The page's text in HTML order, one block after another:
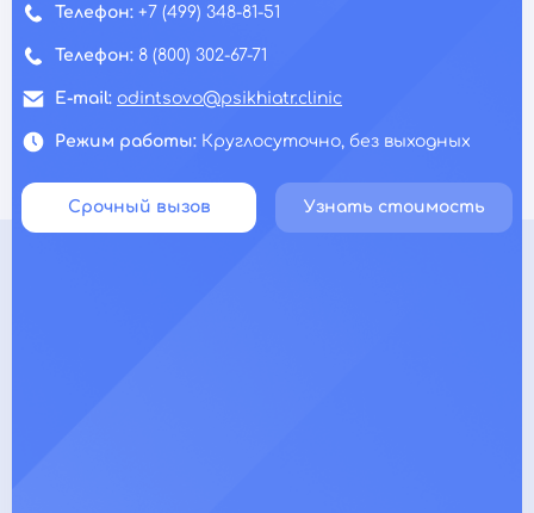
Телефон: +7 (499) 348-81-51
Телефон: 8 (800) 302-67-71
E-mail: odintsovo@psikhiatr.clinic
Режим работы: Круглосуточно, без выходных
Срочный вызов Узнать стоимость